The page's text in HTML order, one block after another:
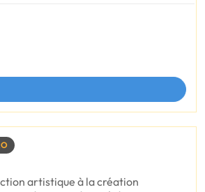
artistique à la création